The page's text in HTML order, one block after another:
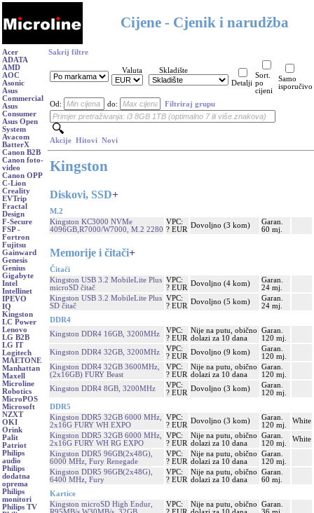
Cijene - Cjenik i narudžba
Acer
ADATA
AMD
AOC
Asonic
Asus
Commercial
Asus
Consumer
Asus Open
System
Avacom
BatterX
Canon B2B
Canon foto-
video
Canon OPP
C-Lion
Creality
EVTrip
Fractal
Design
F-Secure
FSP -
Fortron
Fujitsu
Gainward
Genesis
Genius
Gigabyte
Intel
Intellinet
IPEVO
IQ
Kingston
LC Power
Lenovo
LG B2B
LG IT
Logitech
MAETONE
Manhattan
Maxell
Microline
Robotics
MicroPOS
Microsoft
NZXT
OKI
Orink
Palit
Patriot
Philips
audio
Philips
dodatna
oprema
Philips
monitori
Philips TV
Sakrij filtre
Valuta
Skladište
Detalji
Sort.
po
cijeni
Samo
isporučivo
Od: do: Filtriraj grupu
Akcije Hitovi Novi
Kingston
Diskovi, SSD+
M.2
Kingston KC3000 NVMe
4096GB,R7000/W7000, M.2 2280
VPC:
? EUR
Dovoljno (3 kom)
Garan.
60 mj.
Memorije i čitači+
Čitači
Kingston USB 3.2 MobileLite Plus
microSD čitač
VPC:
? EUR
Dovoljno (4 kom)
Garan.
24 mj.
Kingston USB 3.2 MobileLite Plus
SD čitač
VPC:
? EUR
Dovoljno (5 kom)
Garan.
24 mj.
DDR4
Kingston DDR4 16GB, 3200MHz
VPC:
? EUR
Nije na putu, obično
dolazi za 10 dana
Garan.
120 mj.
Kingston DDR4 32GB, 3200MHz
VPC:
? EUR
Dovoljno (9 kom)
Garan.
120 mj.
Kingston DDR4 32GB 3600MHz,
(2x16GB) FURY Beast
VPC:
? EUR
Nije na putu, obično
dolazi za 10 dana
Garan.
120 mj.
Kingston DDR4 8GB, 3200MHz
VPC:
? EUR
Dovoljno (3 kom)
Garan.
120 mj.
DDR5
Kingston DDR5 32GB 6000 MHz,
2x16G FURY WH EXPO
VPC:
? EUR
Dovoljno (3 kom)
Garan.
120 mj.
White
Kingston DDR5 32GB 6000 MHz,
2x16G FURY WH RG EXPO
VPC:
? EUR
Nije na putu, obično
dolazi za 10 dana
Garan.
120 mj.
White
Kingston DDR5 96GB(2x48G),
6000 MHz, Fury Renegade
VPC:
? EUR
Nije na putu, obično
dolazi za 10 dana
Garan.
120 mj.
Kingston DDR5 96GB(2x48G),
6400 MHz, Fury
VPC:
? EUR
Nije na putu, obično
dolazi za 10 dana
Garan.
60 mj.
Kartice
Kingston microSD High Endur,
VPC:
Nije na putu, obično
Garan.